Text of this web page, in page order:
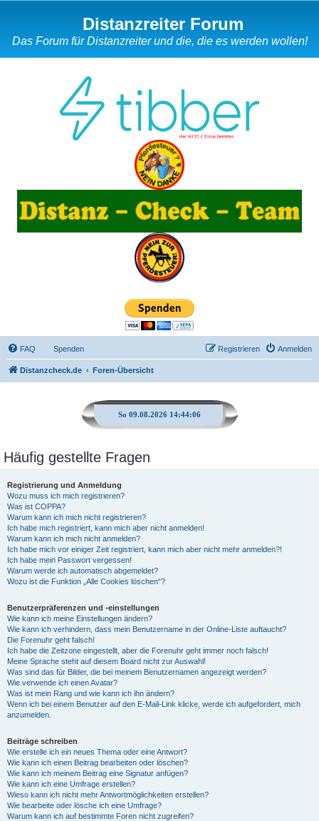
Distanzreiter Forum
Das Forum für Distanzreiter und die, die es werden wollen!
FAQ Spenden Anmelden
Registrieren
Distanzcheck.de Foren-Übersicht
So 09.08.2026 14:44:07
Häufig gestellte Fragen
Registrierung und Anmeldung
Wozu muss ich mich registrieren?
Was ist COPPA?
Warum kann ich mich nicht registrieren?
Ich habe mich registriert, kann mich aber nicht anmelden!
Warum kann ich mich nicht anmelden?
Ich habe mich vor einiger Zeit registriert, kann mich aber nicht mehr anmelden?!
Ich habe mein Passwort vergessen!
Warum werde ich automatisch abgemeldet?
Wozu ist die Funktion „Alle Cookies löschen“?
Benutzerpräferenzen und -einstellungen
Wie kann ich meine Einstellungen ändern?
Wie kann ich verhindern, dass mein Benutzername in der Online-Liste auftaucht?
Die Forenuhr geht falsch!
Ich habe die Zeitzone eingestellt, aber die Forenuhr geht immer noch falsch!
Meine Sprache steht auf diesem Board nicht zur Auswahl!
Was sind das für Bilder, die bei meinem Benutzernamen angezeigt werden?
Wie verwende ich einen Avatar?
Was ist mein Rang und wie kann ich ihn ändern?
Wenn ich bei einem Benutzer auf den E-Mail-Link klicke, werde ich aufgefordert, mich
anzumelden.
Beiträge schreiben
Wie erstelle ich ein neues Thema oder eine Antwort?
Wie kann ich einen Beitrag bearbeiten oder löschen?
Wie kann ich meinem Beitrag eine Signatur anfügen?
Wie kann ich eine Umfrage erstellen?
Wieso kann ich nicht mehr Antwortmöglichkeiten erstellen?
Wie bearbeite oder lösche ich eine Umfrage?
Warum kann ich auf bestimmte Foren nicht zugreifen?